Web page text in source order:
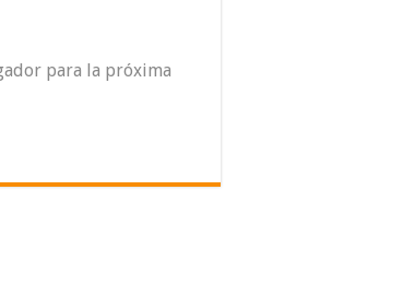
para la próxima